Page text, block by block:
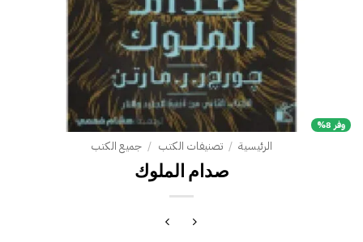
وفر 8%
الرئيسية / تصنيفات الكتب / جميع الكتب
صدام الملوك